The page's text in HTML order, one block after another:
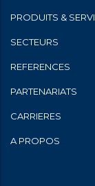
PRODUITS &
SECTEURS
REFERENCES
PARTENARIATS
CARRIERES
A PROPOS